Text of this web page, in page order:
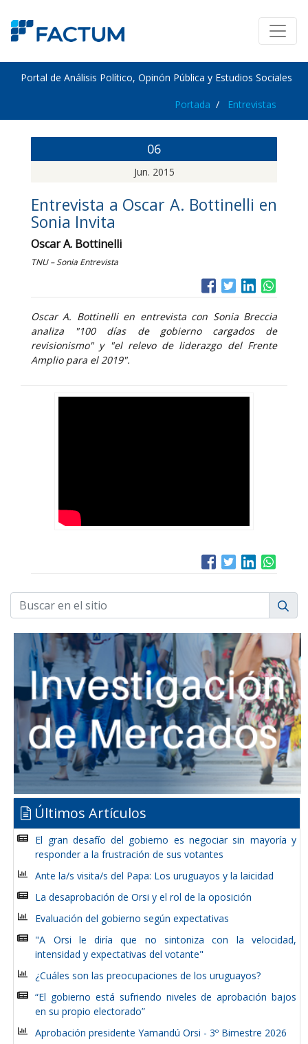
Portal de Análisis Político, Opinón Pública y Estudios Sociales
Portada Entrevistas
06
Jun. 2015
Entrevista a Oscar A. Bottinelli en
Sonia Invita
Oscar A. Bottinelli
TNU – Sonia Entrevista
Oscar A. Bottinelli en entrevista con Sonia Breccia
analiza "100 días de gobierno cargados de
revisionismo" y "el relevo de liderazgo del Frente
Amplio para el 2019".
Últimos Artículos
El gran desafío del gobierno es negociar sin mayoría y
responder a la frustración de sus votantes
Ante la/s visita/s del Papa: Los uruguayos y la laicidad
La desaprobación de Orsi y el rol de la oposición
Evaluación del gobierno según expectativas
"A Orsi le diría que no sintoniza con la velocidad,
intensidad y expectativas del votante"
¿Cuáles son las preocupaciones de los uruguayos?
“El gobierno está sufriendo niveles de aprobación bajos
en su propio electorado”
Aprobación presidente Yamandú Orsi - 3º Bimestre 2026